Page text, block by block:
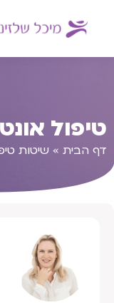
טיפול
דף הבית » שיטות